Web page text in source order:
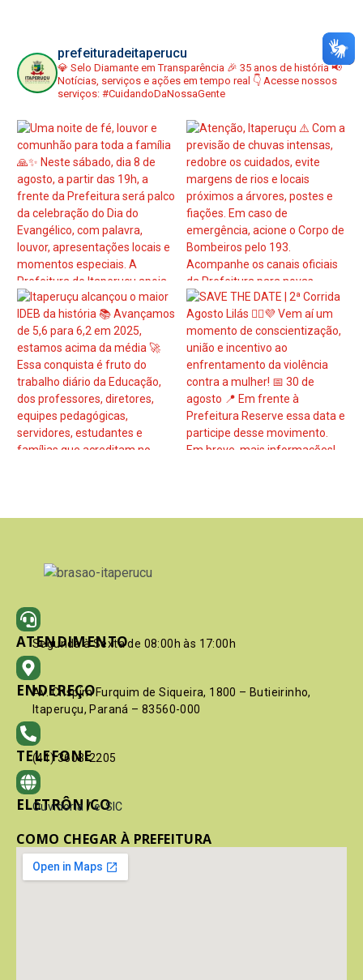
prefeituradeitaperucu
💎 Selo Diamante em Transparência 🎉 35 anos de história📢
Notícias, serviços e ações em tempo real 👇 Acesse nossos
serviços: #CuidandoDaNossaGente
ATENDIMENTO
Segunda à Sexta de 08:00h às 17:00h
ENDEREÇO
Av. Crispim Furquim de Siqueira, 1800 – Butieirinho,
Itaperuçu, Paraná – 83560-000
TELEFONE
(41) 3603-2205
ELETRÔNICO
Ouvidoria / e-SIC
COMO CHEGAR À PREFEITURA